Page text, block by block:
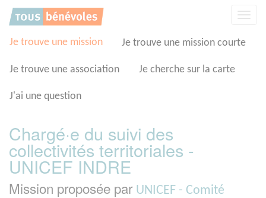
Je trouve une mission Je trouve une mission courte
Je trouve une association Je cherche sur la carte
J'ai une question
Chargé·e du suivi des
collectivités territoriales -
UNICEF INDRE
Mission proposée par UNICEF - Comité
Panneau de gestion des cookies